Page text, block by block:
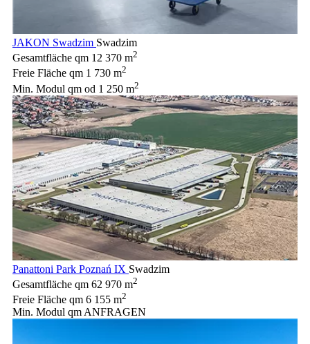
JAKON Swadzim Swadzim
Gesamtfläche qm 12 370 m2
Freie Fläche qm 1 730 m2
Min. Modul qm od 1 250 m2
Panattoni Park Poznań IX Swadzim
Gesamtfläche qm 62 970 m2
Freie Fläche qm 6 155 m2
Min. Modul qm ANFRAGEN